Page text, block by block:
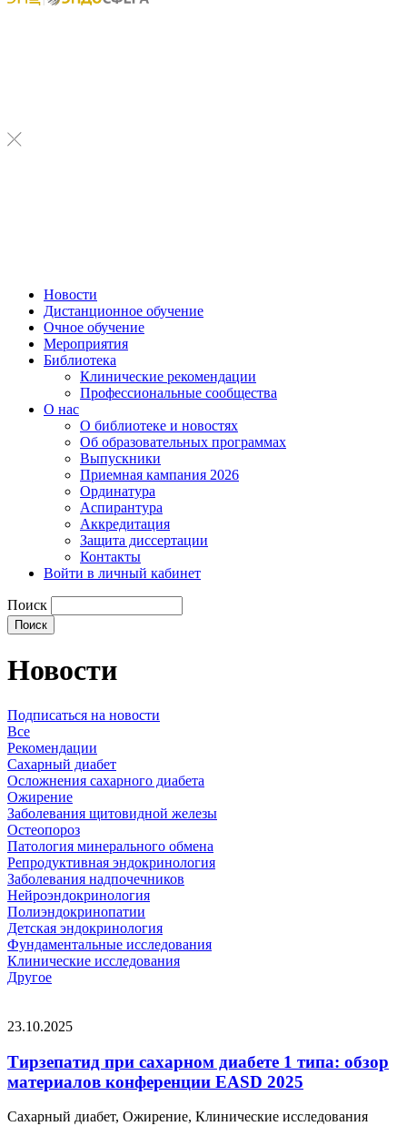
Новости
Дистанционное обучение
Очное обучение
Мероприятия
Библиотека
Клинические рекомендации
Профессиональные сообщества
О нас
О библиотеке и новостях
Об образовательных программах
Выпускники
Приемная кампания 2026
Ординатура
Аспирантура
Аккредитация
Защита диссертации
Контакты
Войти в личный кабинет
Поиск
Новости
Подписаться на новости
Все
Рекомендации
Сахарный диабет
Осложнения сахарного диабета
Ожирение
Заболевания щитовидной железы
Остеопороз
Патология минерального обмена
Репродуктивная эндокринология
Заболевания надпочечников
Нейроэндокринология
Полиэндокринопатии
Детская эндокринология
Фундаментальные исследования
Клинические исследования
Другое
23.10.2025
Тирзепатид при сахарном диабете 1 типа: обзор
материалов конференции EASD 2025
Сахарный диабет, Ожирение, Клинические исследования